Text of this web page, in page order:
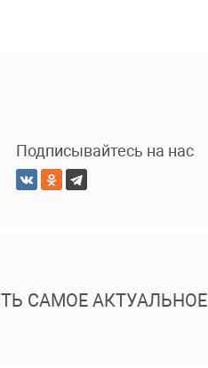
Подписывайтесь на нас
САМОЕ АКТУАЛЬНОЕ